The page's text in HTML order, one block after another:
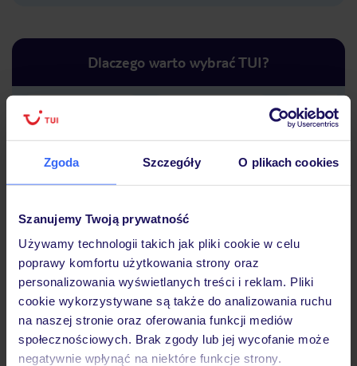
Zgoda Szczegóły O plikach cookies
Szanujemy Twoją prywatność
Używamy technologii takich jak pliki cookie w celu
poprawy komfortu użytkowania strony oraz
personalizowania wyświetlanych treści i reklam. Pliki
cookie wykorzystywane są także do analizowania ruchu
na naszej stronie oraz oferowania funkcji mediów
społecznościowych. Brak zgody lub jej wycofanie może
negatywnie wpłynąć na niektóre funkcje strony.
Dlaczego warto wybrać TUI?
podróży w Polsce
Hotel
Opinie